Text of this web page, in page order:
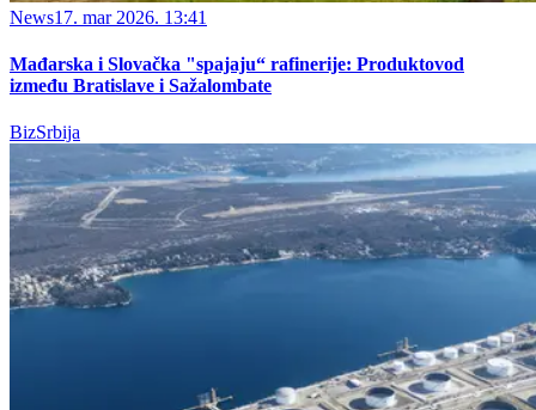
News17. mar 2026. 13:41
Mađarska i Slovačka "spajaju“ rafinerije: Produktovod
između Bratislave i Sažalombate
BizSrbija